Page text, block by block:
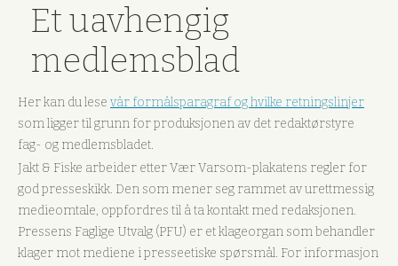
Et uavhengig
medlemsblad
Her kan du lese vår formålsparagraf og hvilke retningslinjer
som ligger til grunn for produksjonen av det redaktørstyre
fag- og medlemsbladet.
Jakt & Fiske arbeider etter Vær Varsom-plakatens regler for
god presseskikk. Den som mener seg rammet av urettmessig
medieomtale, oppfordres til å ta kontakt med redaksjonen.
Pressens Faglige Utvalg (PFU) er et klageorgan som behandler
klager mot mediene i presseetiske spørsmål. For informasjon